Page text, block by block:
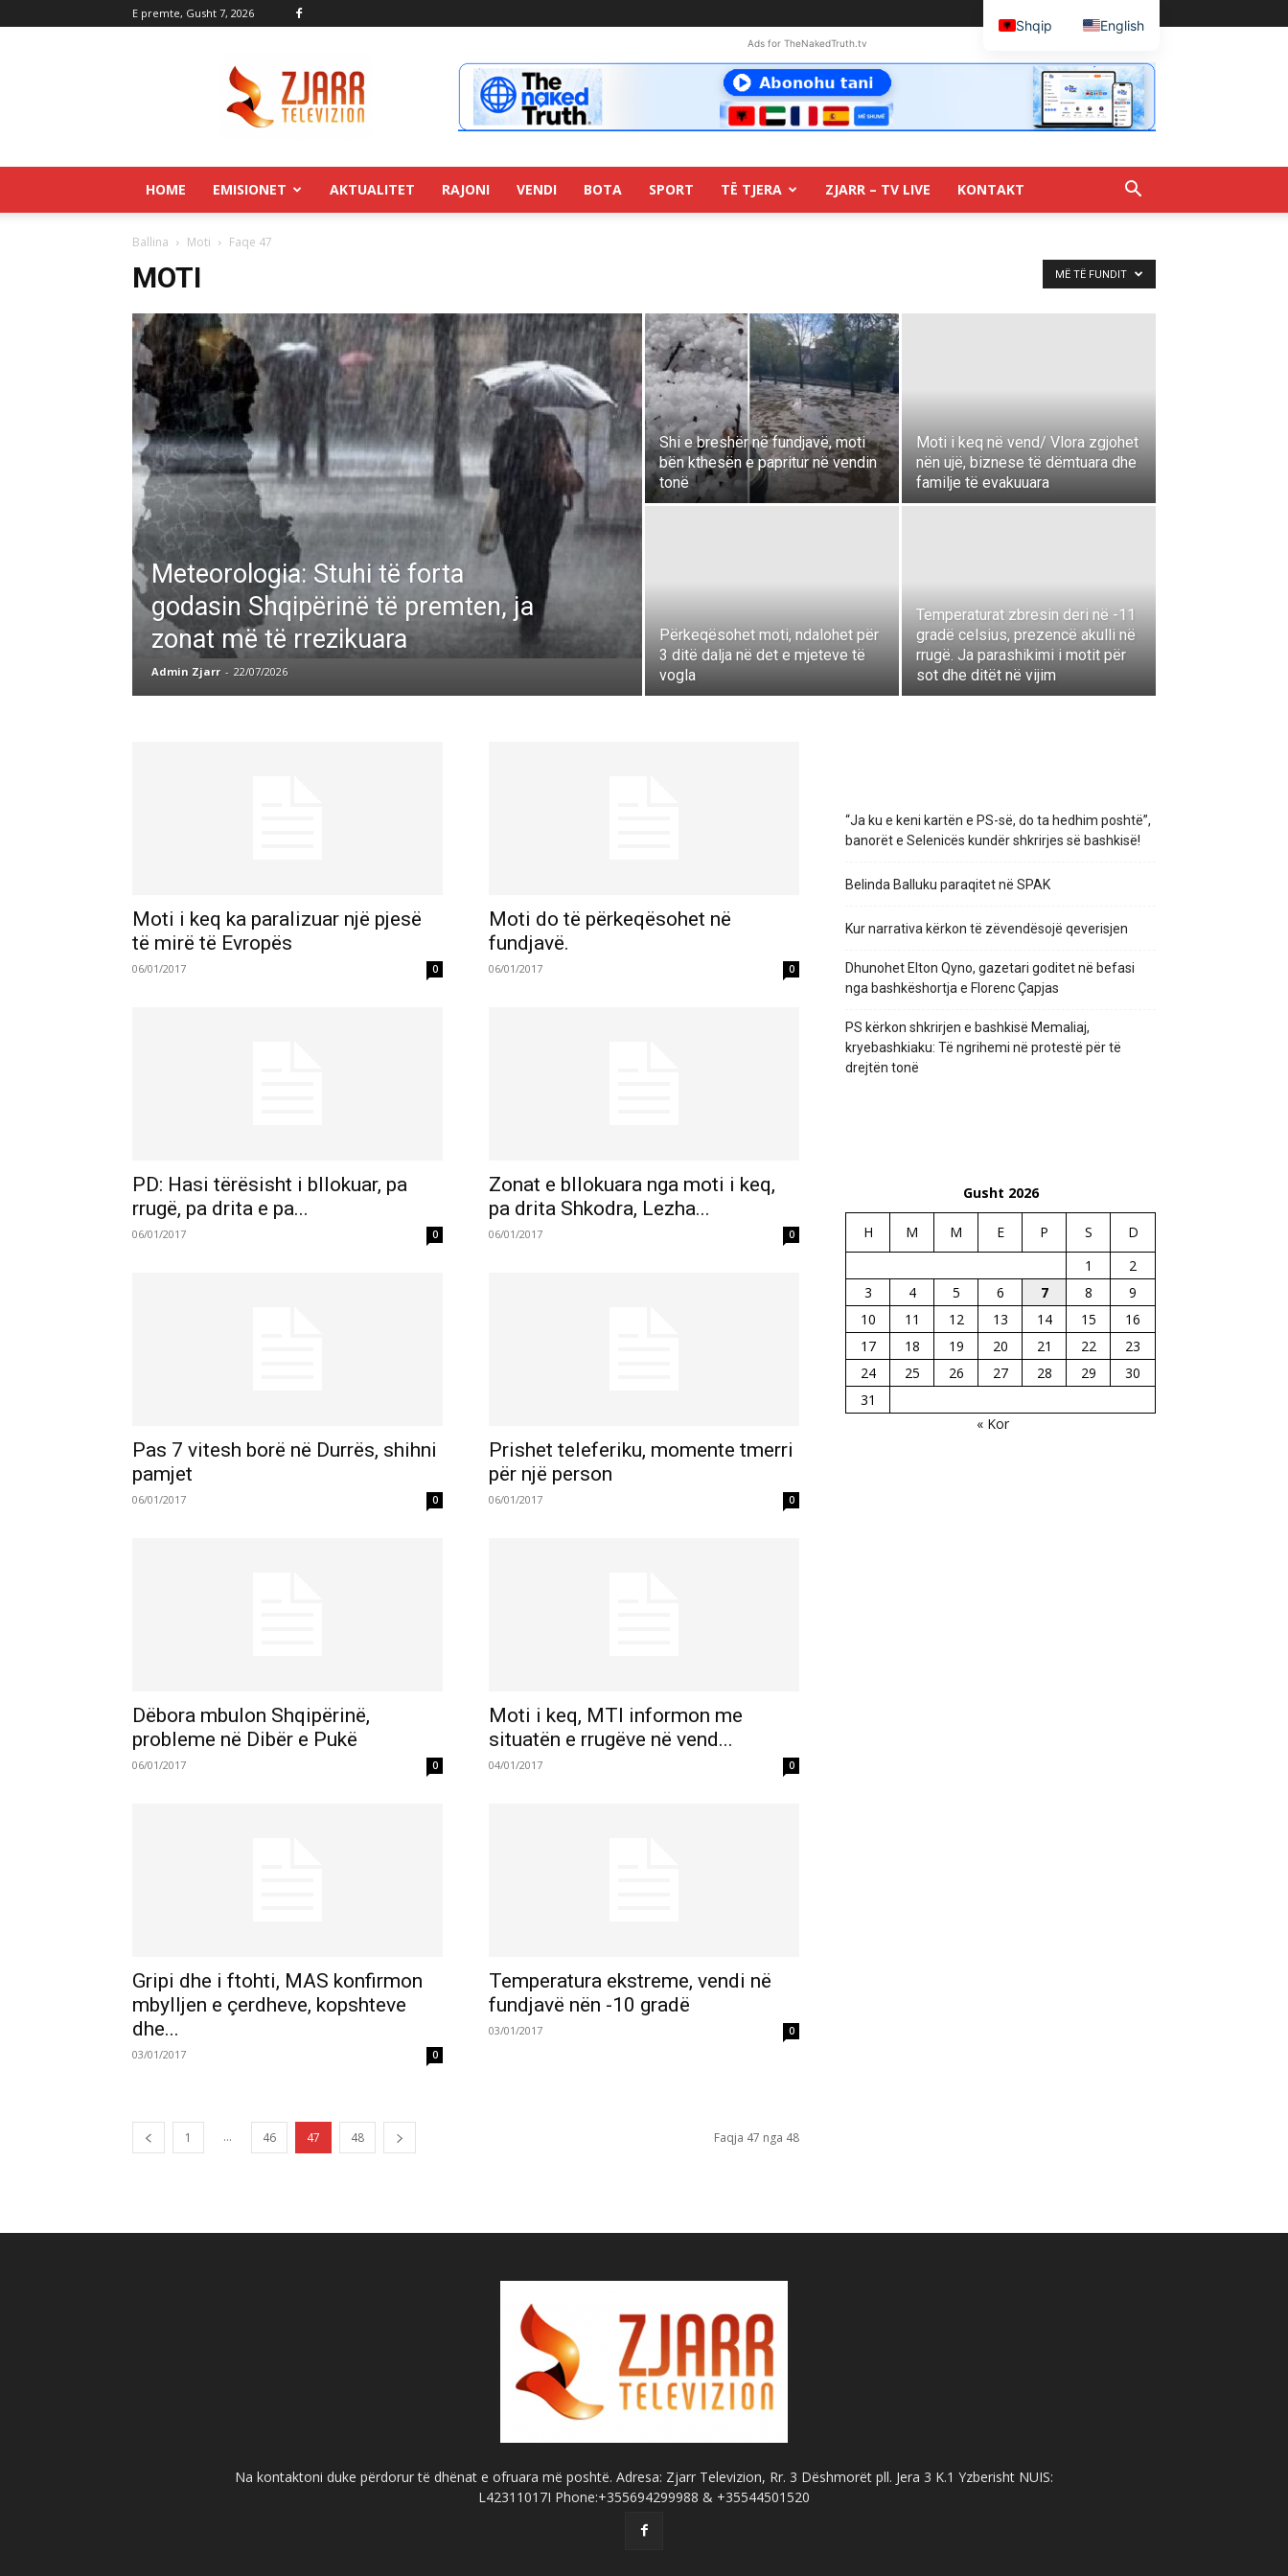
E premte, Gusht 7, 2026
Ads for TheNakedTruth.tv
HOME EMISIONET AKTUALITET RAJONI VENDI BOTA SPORT TË TJERA ZJARR – TV LIVE KONTAKT
Ballina Moti Faqe 47
MOTI MË TË FUNDIT
Meteorologia: Stuhi të forta
godasin Shqipërinë të premten, ja
zonat më të rrezikuara
Admin Zjarr - 22/07/2026
Shi e breshër në fundjavë, moti
bën kthesën e papritur në vendin
tonë
Moti i keq në vend/ Vlora zgjohet
nën ujë, biznese të dëmtuara dhe
familje të evakuuara
Përkeqësohet moti, ndalohet për
3 ditë dalja në det e mjeteve të
vogla
Temperaturat zbresin deri në -11
gradë celsius, prezencë akulli në
rrugë. Ja parashikimi i motit për
sot dhe ditët në vijim
Moti i keq ka paralizuar një pjesë
të mirë të Evropës
06/01/2017 0
Moti do të përkeqësohet në
fundjavë.
06/01/2017 0
PD: Hasi tërësisht i bllokuar, pa
rrugë, pa drita e pa...
06/01/2017 0
Zonat e bllokuara nga moti i keq,
pa drita Shkodra, Lezha...
06/01/2017 0
Pas 7 vitesh borë në Durrës, shihni
pamjet
06/01/2017 0
Prishet teleferiku, momente tmerri
për një person
06/01/2017 0
Dëbora mbulon Shqipërinë,
probleme në Dibër e Pukë
06/01/2017 0
Moti i keq, MTI informon me
situatën e rrugëve në vend...
04/01/2017 0
Gripi dhe i ftohti, MAS konfirmon
mbylljen e çerdheve, kopshteve
dhe...
03/01/2017 0
Temperatura ekstreme, vendi në
fundjavë nën -10 gradë
03/01/2017 0
1 ... 46 47 48 Faqja 47 nga 48
“Ja ku e keni kartën e PS-së, do ta hedhim poshtë”,
banorët e Selenicës kundër shkrirjes së bashkisë!
Belinda Balluku paraqitet në SPAK
Kur narrativa kërkon të zëvendësojë qeverisjen
Dhunohet Elton Qyno, gazetari goditet në befasi
nga bashkëshortja e Florenc Çapjas
PS kërkon shkrirjen e bashkisë Memaliaj,
kryebashkiaku: Të ngrihemi në protestë për të
drejtën tonë
Gusht 2026
H M M E P S
D
1
2
3
4 5 6 7 8
9
10
11 12 13 14 15
16
17
18 19 20 21 22
23
24
25 26 27 28 29
30
31
« Kor
Na kontaktoni duke përdorur të dhënat e ofruara më poshtë. Adresa: Zjarr Televizion, Rr. 3 Dëshmorët pll. Jera 3 K.1 Yzberisht NUIS:
L42311017I Phone:+355694299988 & +35544501520
Shqip English